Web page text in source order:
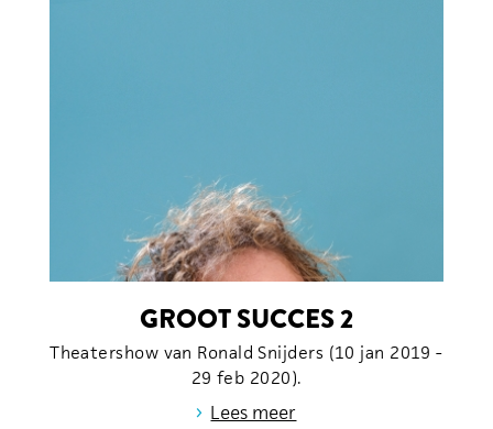
GROOT SUCCES 2
Theatershow van Ronald Snijders (10 jan 2019 -
29 feb 2020).
› Lees meer